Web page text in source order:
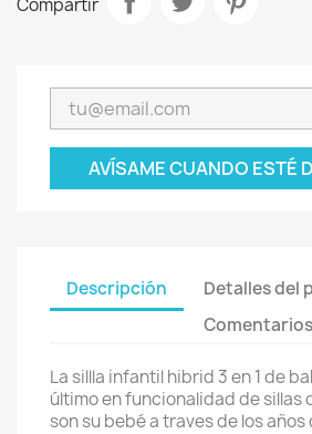
AVÍSAME CUANDO ESTÉ
Descripción
Detalles del
La sillla infantil hibrid 3 en 1 de
último en funcionalidad de sillas
son su bebé a traves de los años